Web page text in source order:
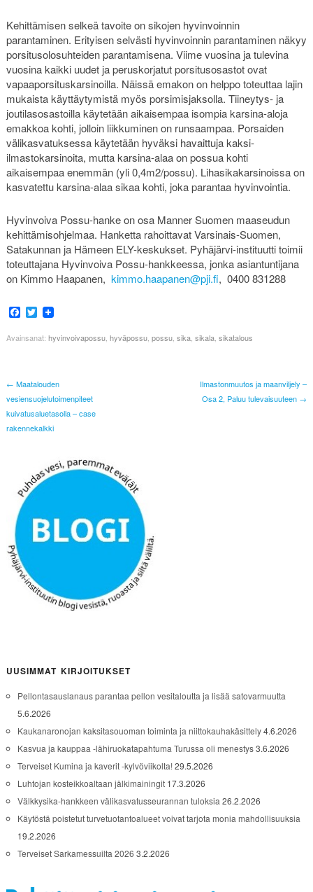
Kehittämisen selkeä tavoite on sikojen hyvinvoinnin
parantaminen. Erityisen selvästi hyvinvoinnin parantaminen näkyy
porsitusolosuhteiden parantamisena. Viime vuosina ja tulevina
vuosina kaikki uudet ja peruskorjatut porsitusosastot ovat
vapaaporsituskarsinoilla. Näissä emakon on helppo toteuttaa lajin
mukaista käyttäytymistä myös porsimisjaksolla. Tiineytys- ja
joutilasosastoilla käytetään aikaisempaa isompia karsina-aloja
emakkoa kohti, jolloin liikkuminen on runsaampaa. Porsaiden
välikasvatuksessa käytetään hyväksi havaittuja kaksi-
ilmastokarsinoita, mutta karsina-alaa on possua kohti
aikaisempaa enemmän (yli 0,4m2/possu). Lihasikakarsinoissa on
kasvatettu karsina-alaa sikaa kohti, joka parantaa hyvinvointia.
Hyvinvoiva Possu-hanke on osa Manner Suomen maaseudun
kehittämisohjelmaa. Hanketta rahoittavat Varsinais-Suomen,
Satakunnan ja Hämeen ELY-keskukset. Pyhäjärvi-instituutti toimii
toteuttajana Hyvinvoiva Possu-hankkeessa, jonka asiantuntijana
on Kimmo Haapanen, kimmo.haapanen@pji.fi, 0400 831288
Facebook
Twitter
Avainsanat: hyvinvoivapossu, hyväpossu, possu, sika, sikala, sikatalous
← Maatalouden
vesiensuojelutoimenpiteet
kuivatusaluetasolla – case
rakennekalkki
Ilmastonmuutos ja maanviljely –
Osa 2, Paluu tulevaisuuteen →
UUSIMMAT KIRJOITUKSET
Pellontasauslanaus parantaa pellon vesitaloutta ja lisää satovarmuutta
5.6.2026
Kaukanaronojan kaksitasouoman toiminta ja niittokauhakäsittely4.6.2026
Kasvua ja kauppaa -lähiruokatapahtuma Turussa oli menestys3.6.2026
Terveiset Kumina ja kaverit -kylvöviikolta!29.5.2026
Luhtojan kosteikkoaltaan jälkimainingit 17.3.2026
Välkkysika-hankkeen välikasvatusseurannan tuloksia 26.2.2026
Käytöstä poistetut turvetuotantoalueet voivat tarjota monia mahdollisuuksia
19.2.2026
Terveiset Sarkamessuilta 2026 3.2.2026